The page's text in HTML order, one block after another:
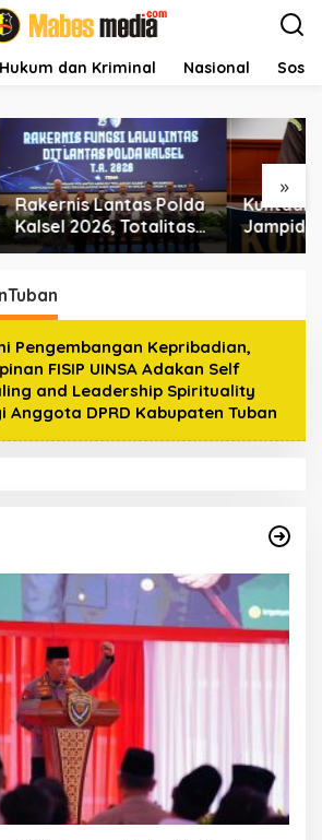
Hukum dan Kriminal Nasional
»
Polda
Kuntadi Pimpin
Jampidsus, Angin
Segar bagi
Pengembangan Kepribadian,
FISIP UINSA Adakan Self
and Leadership Spirituality
Anggota DPRD Kabupaten Tuban